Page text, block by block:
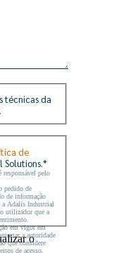
técnicas da
de
Solutions.*
pelo
pedido de
de informação
a Adalis Industrial
utilizador que a
em vigor em
a autoridade
que considere
de acesso,
o